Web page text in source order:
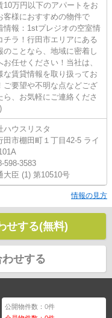
10万円以下のアパートをお
客様におすすめの物件で
情報：1stプレジオの空室情
チラ！行田市エリアにある
のことなら、地域に密着し
お任せください！当社は、
な賃貸情報を取り扱ってお
ご要望や不明な点などござ
ら、お気軽にご連絡くださ
ハウスリスタ
田市棚田町１丁目42-5 ライ
598-3583
大臣 (1) 第10510号
情報の見方
せする(無料)
せする
公開物件数：0件